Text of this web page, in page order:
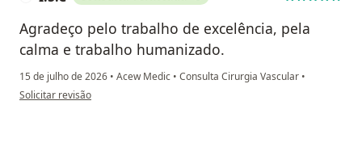
Agradeço pelo trabalho de excelência, pela
calma e trabalho humanizado.
15 de julho de 2026 • Acew Medic • Consulta Cirurgia Vascular •
na opinião do utilizador I.S.C
Solicitar revisão